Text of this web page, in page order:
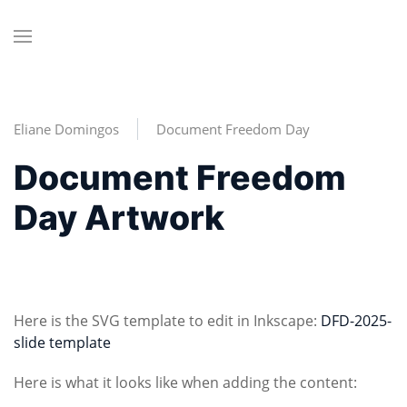
Eliane Domingos Document Freedom Day
Document Freedom
Day Artwork
Here is the SVG template to edit in Inkscape: DFD-2025-
slide template
Here is what it looks like when adding the content: